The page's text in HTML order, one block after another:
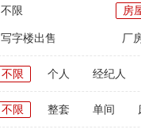
不限 房
写字楼出售 厂
不限 个人 经纪人
不限 整套 单间